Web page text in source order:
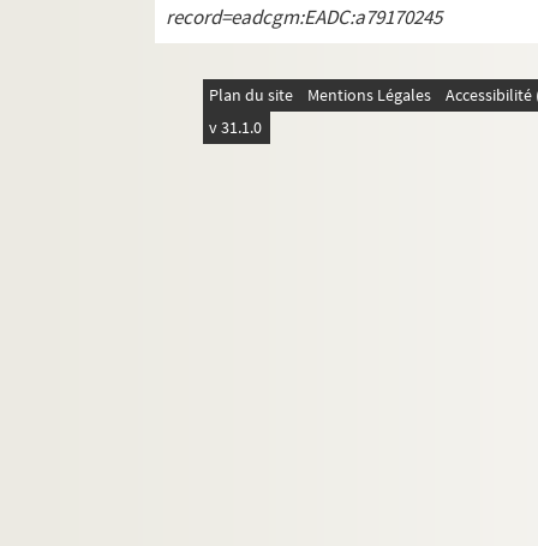
record=eadcgm:EADC:a79170245
Plan du site Mentions Légales
v 31.1.0